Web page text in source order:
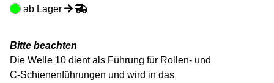
ab Lager
Bitte beachten
Die Welle 10 dient als Führung für Rollen- und
C-Schienenführungen und wird in das